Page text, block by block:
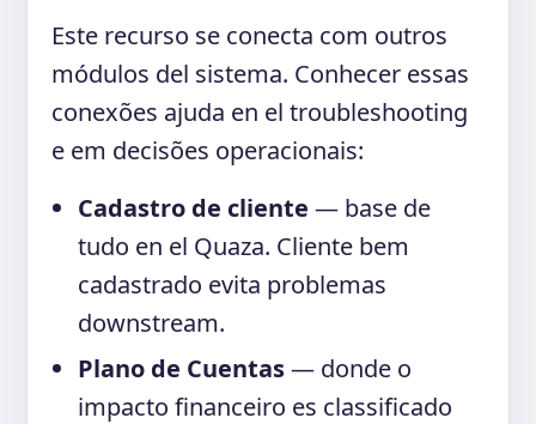
Este recurso se conecta com outros
módulos del sistema. Conhecer essas
conexões ajuda en el troubleshooting
e em decisões operacionais:
Cadastro de cliente — base de
tudo en el Quaza. Cliente bem
cadastrado evita problemas
downstream.
Plano de Cuentas— donde o
impacto financeiro es classificado